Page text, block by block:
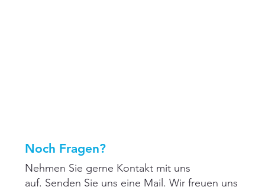
Noch Fragen?
Nehmen Sie gerne Kontakt mit uns
auf. Senden Sie uns eine Mail. Wir freuen uns